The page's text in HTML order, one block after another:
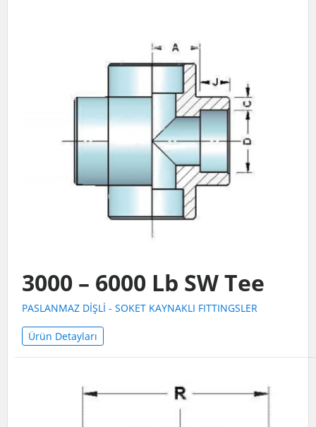
3000 – 6000 Lb SW Tee
PASLANMAZ DİŞLİ - SOKET KAYNAKLI FITTINGSLER
Ürün Detayları